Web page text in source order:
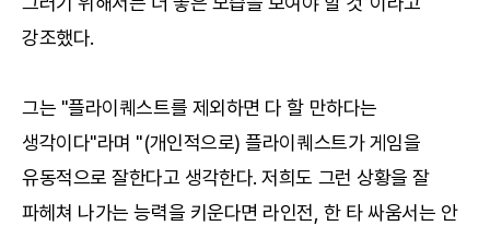
강조했다.
그는 "플라이퀘스트를 제외하면 다 할 만하다는
생각이다"라며 "(개인적으로) 플라이퀘스트가 게임을
유동적으로 잘한다고 생각한다. 저희도 그런 상황을 잘
파헤쳐 나가는 능력을 키운다면 라인전, 한 타 싸움서는 안